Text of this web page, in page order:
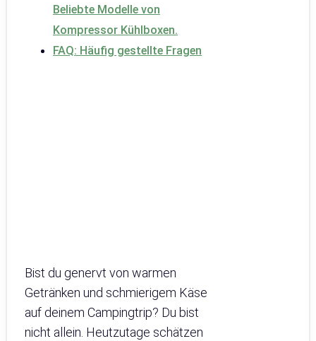
Beliebte Modelle von
Kompressor Kühlboxen.
FAQ: Häufig gestellte Fragen
Bist du genervt von warmen
Getränken und schmierigem Käse
auf deinem Campingtrip? Du bist
nicht allein. Heutzutage schätzen